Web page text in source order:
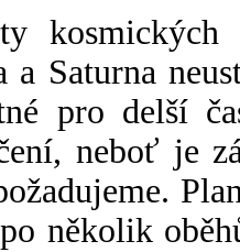
a Saturna
pro delší
neboť je
několik